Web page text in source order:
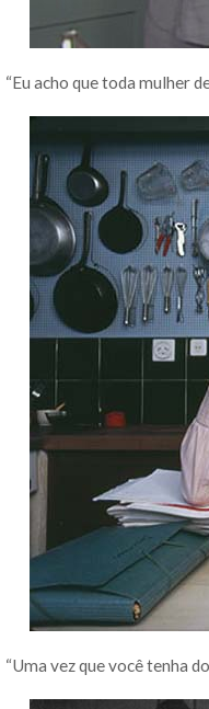
“Eu acho que toda mulher
“Uma vez que você tenha